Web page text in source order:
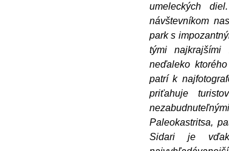
umeleckých
návštevníkom
park s
tými najkrajšími
neďaleko
patrí k
priťahuje
Paleokastritsa,
Sidari je